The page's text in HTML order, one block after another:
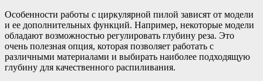
Особенности работы с циркулярной пилой зависят от модели
и ее дополнительных функций. Например, некоторые модели
обладают возможностью регулировать глубину реза. Это
очень полезная опция, которая позволяет работать с
различными материалами и выбирать наиболее подходящую
глубину для качественного распиливания.